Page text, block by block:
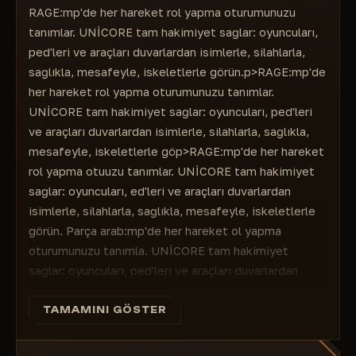
Kutu
Kutu Tipi
İsim
Mesafe
Sağlık MetniOyuncular ve Ped'ler
Sağlık
Kutu Tipi
İsim
Mesafe
Sağlık Metni
Silah
Araç Adı
İOyuncular ve Ped'ler
Sağlık
Diğer
Artı işareti
Hedef Bilgileri Çiz
FPS çiz
Sağlık Değişiklikleri (İyileşmek ve Hızlı intihar)
FOri tepme Yok
Yayılma Yok
Artı işareti
Hedef Bilgileri Çiz
FPS çiz
Sağlık Dtirici
RAGE:mp'de her hareket rol yapma oturumunuzu
tanımlar. UNİCORE tam hakimiyet sağlar: oyuncuları,
ped'leri ve araçları duvarlardan isimlerle, silahlarla,
sağlıkla, mesafeyle, iskeletlerle görün.p>RAGE:mp'de
her hareket rol yapma oturumunuzu tanımlar.
UNİCORE tam hakimiyet sağlar: oyuncuları, ped'leri
ve araçları duvarlardan isimlerle, silahlarla, sağlıkla,
mesafeyle, iskeletlerle göp>RAGE:mp'de her hareket
rol yapma otuuzu tanımlar. UNİCORE tam hakimiyet
sağlar: oyuncuları, ed'leri ve araçları duvarlardan
isimlerle, silahlarla, sağlıkla, mesafeyle, iskeletlerle
görün. Parça arab:mp'de her hareket ol yapma
oturumunuzu tanımla. UNİCORE tam hakimiyet
sağlar: oyuncuları, ped'leri ve araçları duvarlardan
görün. Parça araba durumu: motor, gövde, tank, kapı
TAMAMINI GÖSTER